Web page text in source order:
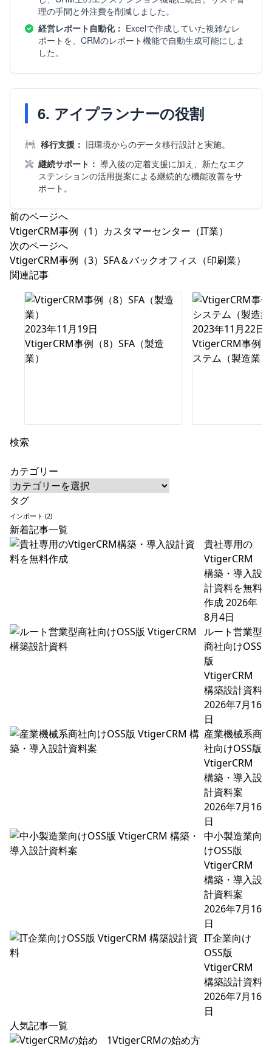
理の手間と外注費を削減しました。
経営レポート自動化： Excelで作成していた複雑なレ
ポートを、CRMのレポート機能で自動生成可能にしま
した。
6. アイプランナーの役割
移行支援： 旧環境からのデータ移行設計と実施。
継続サポート： 導入後の定着支援に加え、新たなエク
ステンションの活用提案による継続的な機能改善をサ
ポート。
投
稿
ナ
ビ
ゲ
前のページへ
VtigerCRM事例（1）カスタマーセンター（IT業）
次のページへ
VtigerCRM事例（3）SFA＆バックオフィス（印刷業）
関連記事
2023年11月19日
VtigerCRM事例（8）SFA（製造
業）
2023年11月22日
VtigerCRM事例
ステム（製造業）
検索
カテゴリー
カ
テ
ゴ
リ
ー
タグ
インポート (2)
新着記事一覧
貴社専用の
VtigerCRM
構築・導入設
計資料を無料
作成2026年
8月4日
ルート営業型
商社向けOSS
版
VtigerCRM
構築設計資料
2026年7月16
日
産業機械系商
社向けOSS版
VtigerCRM
構築・導入設
計資料案
2026年7月16
日
中小製造業向
けOSS版
VtigerCRM
構築・導入設
計資料案
2026年7月16
日
IT企業向け
OSS版
VtigerCRM
構築設計資料
2026年7月16
日
人気記事一覧
1VtigerCRMの始め方